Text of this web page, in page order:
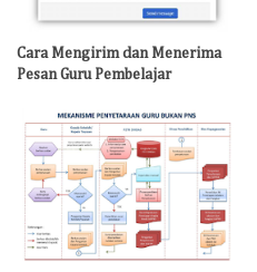
Cara Mengirim dan Menerima
Pesan Guru Pembelajar